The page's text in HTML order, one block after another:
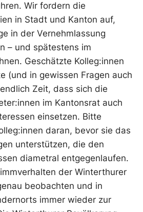
Wir fordern die
in Stadt und Kanton auf,
in der Vernehmlassung
– und spätestens im
Geschätzte Kolleg:innen
(und in gewissen Fragen auch
Zeit, dass sich die
im Kantonsrat auch
einsetzen. Bitte
daran, bevor sie das
unterstützen, die den
diametral entgegenlaufen.
der Winterthurer
beobachten und in
immer wieder zur